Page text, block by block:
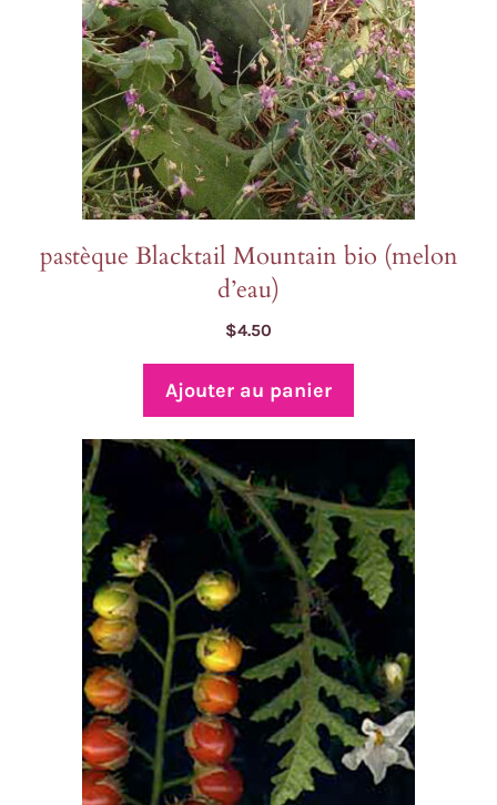
pastèque Blacktail Mountain bio (melon
d’eau)
$4.50
Ajouter au panier